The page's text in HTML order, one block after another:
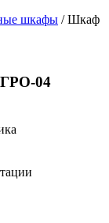
шкафы / Шкаф
04